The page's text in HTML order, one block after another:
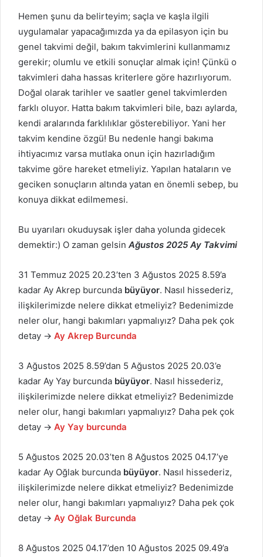
Hemen şunu da belirteyim; saçla ve kaşla ilgili
uygulamalar yapacağımızda ya da epilasyon için bu
genel takvimi değil, bakım takvimlerini kullanmamız
gerekir; olumlu ve etkili sonuçlar almak için! Çünkü o
takvimleri daha hassas kriterlere göre hazırlıyorum.
Doğal olarak tarihler ve saatler genel takvimlerden
farklı oluyor. Hatta bakım takvimleri bile, bazı aylarda,
kendi aralarında farklılıklar gösterebiliyor. Yani her
takvim kendine özgü! Bu nedenle hangi bakıma
ihtiyacımız varsa mutlaka onun için hazırladığım
takvime göre hareket etmeliyiz. Yapılan hataların ve
geciken sonuçların altında yatan en önemli sebep, bu
konuya dikkat edilmemesi.
Bu uyarıları okuduysak işler daha yolunda gidecek
demektir:) O zaman gelsin Ağustos 2025Ay Takvimi
31 Temmuz 2025 20.23’ten 3 Ağustos 2025 8.59’a
kadar Ay Akrep burcunda büyüyor. Nasıl hissederiz,
ilişkilerimizde nelere dikkat etmeliyiz? Bedenimizde
neler olur, hangi bakımları yapmalıyız? Daha pek çok
detay → Ay Akrep Burcunda
3 Ağustos 2025 8.59’dan 5 Ağustos 2025 20.03’e
kadar Ay Yay burcunda büyüyor. Nasıl hissederiz,
ilişkilerimizde nelere dikkat etmeliyiz? Bedenimizde
neler olur, hangi bakımları yapmalıyız? Daha pek çok
detay → Ay Yay burcunda
5 Ağustos 2025 20.03’ten 8 Ağustos 2025 04.17’ye
kadar Ay Oğlak burcunda büyüyor. Nasıl hissederiz,
ilişkilerimizde nelere dikkat etmeliyiz? Bedenimizde
neler olur, hangi bakımları yapmalıyız? Daha pek çok
detay → Ay Oğlak Burcunda
8 Ağustos 2025 04.17’den 10 Ağustos 2025 09.49’a